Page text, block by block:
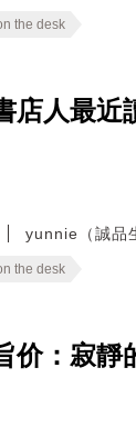
the desk
店人最近
yunnie（誠品
the desk
价：寂靜